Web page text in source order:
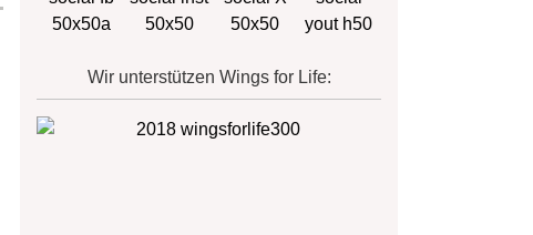
Wir unterstützen Wings for Life: